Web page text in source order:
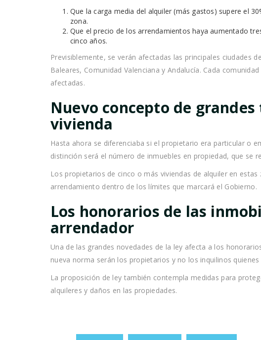
Que la carga media del alquiler (más gastos) supere el
zona.
Que el precio de los arrendamientos haya aumentado
cinco años.
Previsiblemente, se verán afectadas las principales ciudades
Baleares, Comunidad Valenciana y Andalucía. Cada
afectadas.
Nuevo concepto de
vivienda
Hasta ahora se diferenciaba si el propietario era particular o
distinción será el número de inmuebles en propiedad, que se
Los propietarios de cinco o más viviendas de alquiler en
arrendamiento dentro de los límites que marcará el Gobierno.
Los honorarios de las
arrendador
Una de las grandes novedades de la ley afecta a los
nueva norma serán los propietarios y no los inquilinos
La proposición de ley también contempla medidas para
alquileres y daños en las propiedades.